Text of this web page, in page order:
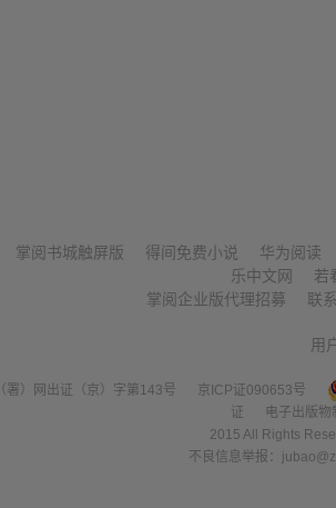
掌阅书城触屏版 得间免费小说
华为阅读
乐中文网
若
掌阅企业版代理招募
联
用
（署）网出证（京）字第143号
京ICP证090653号
证
电子出版
2015 All Rights
不良信息举报：